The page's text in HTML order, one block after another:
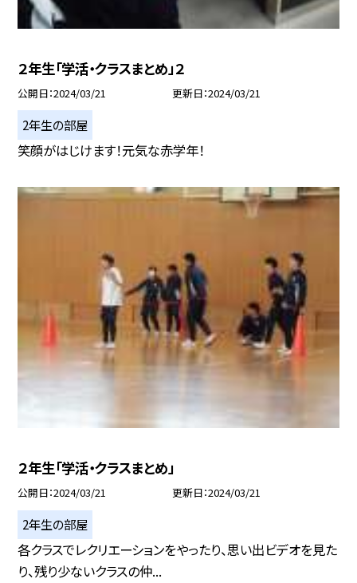
２年生「学活・クラスまとめ」２
公開日 2024/03/21 更新日 2024/03/21
2年生の部屋
笑顔がはじけます！元気な赤学年！
２年生「学活・クラスまとめ」
公開日 2024/03/21 更新日 2024/03/21
2年生の部屋
各クラスでレクリエーションをやったり、思い出ビデオを見た
り、残り少ないクラスの仲...